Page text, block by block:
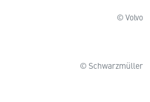
© Volvo
© Schwarzmüller